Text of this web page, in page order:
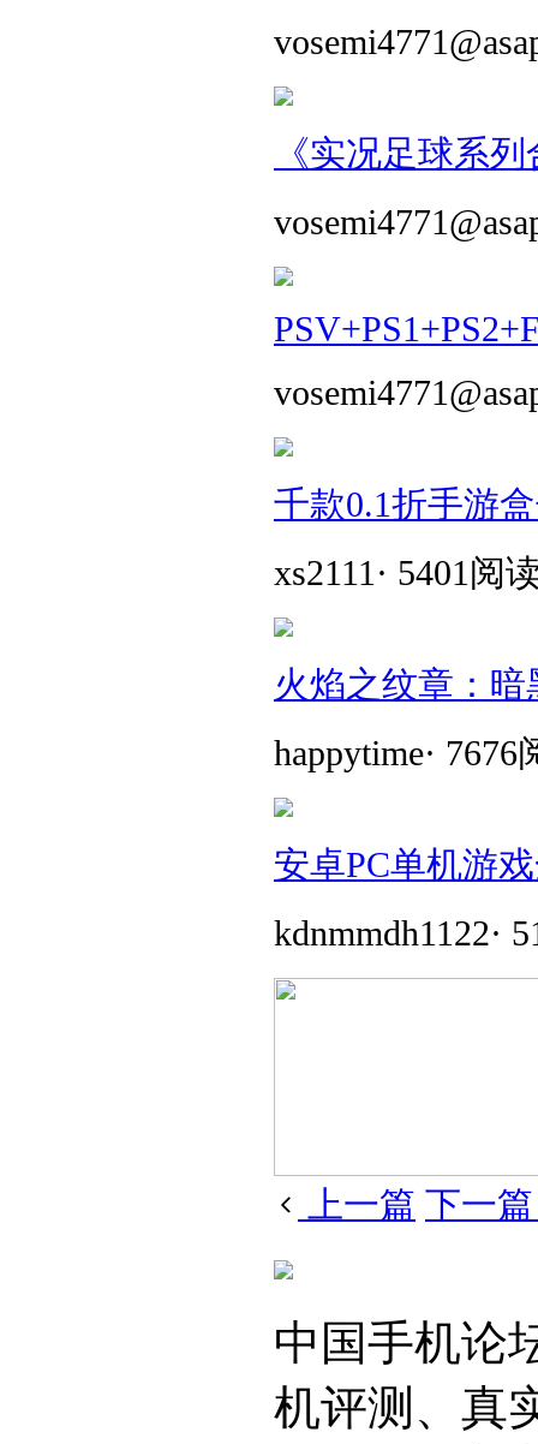
《实况足球系
千款0.1折手游
xs2111 · 5401阅
火焰之纹章：
happytime· 7676
安卓PC单机游
kdnmmdh1122·
上一篇 下一
中国手机论
机评测、真